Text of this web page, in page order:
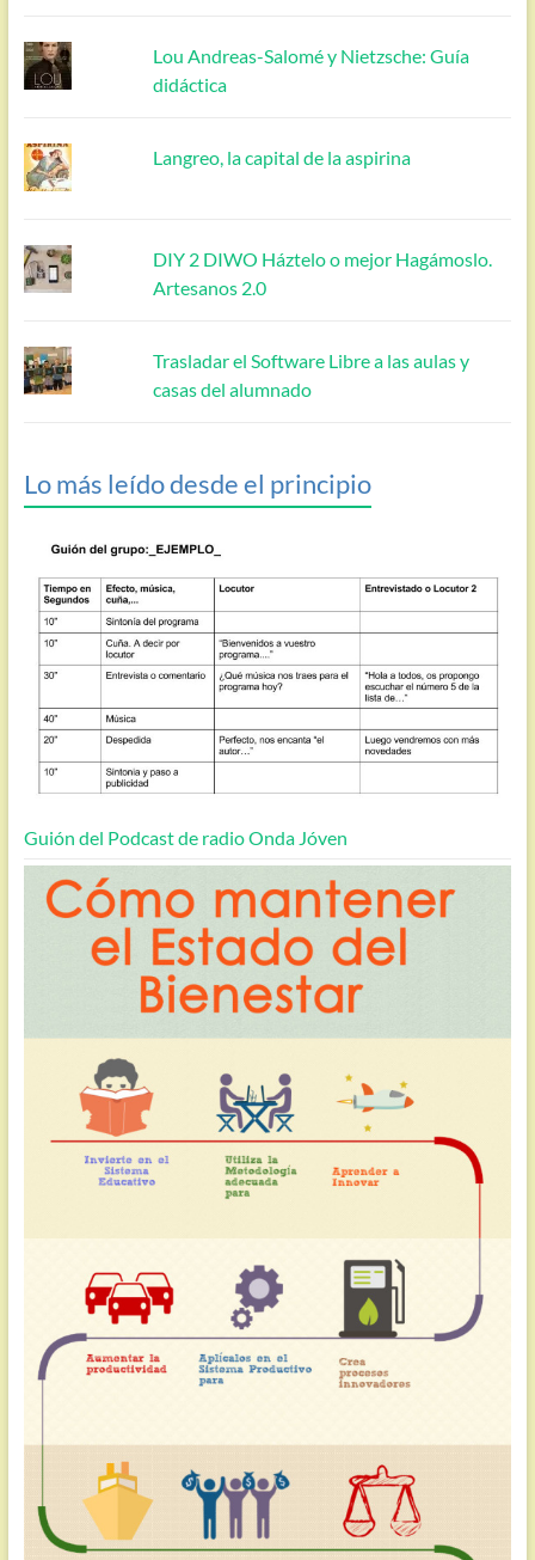
Lou Andreas-Salomé y Nietzsche: Guía
didáctica
Langreo, la capital de la aspirina
DIY 2 DIWO Háztelo o mejor Hagámoslo.
Artesanos 2.0
Trasladar el Software Libre a las aulas y
casas del alumnado
Lo más leído desde el principio
Guión del Podcast de radio Onda Jóven